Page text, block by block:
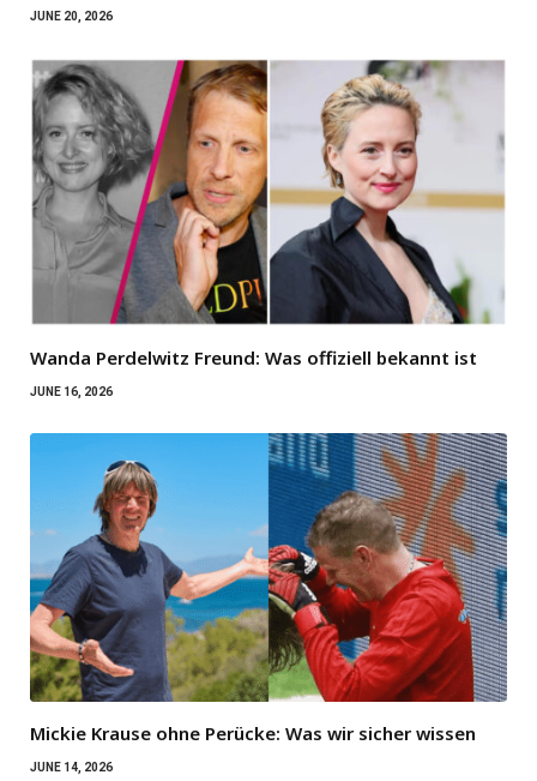
JUNE 20, 2026
Wanda Perdelwitz Freund: Was offiziell bekannt ist
JUNE 16, 2026
Mickie Krause ohne Perücke: Was wir sicher wissen
JUNE 14, 2026